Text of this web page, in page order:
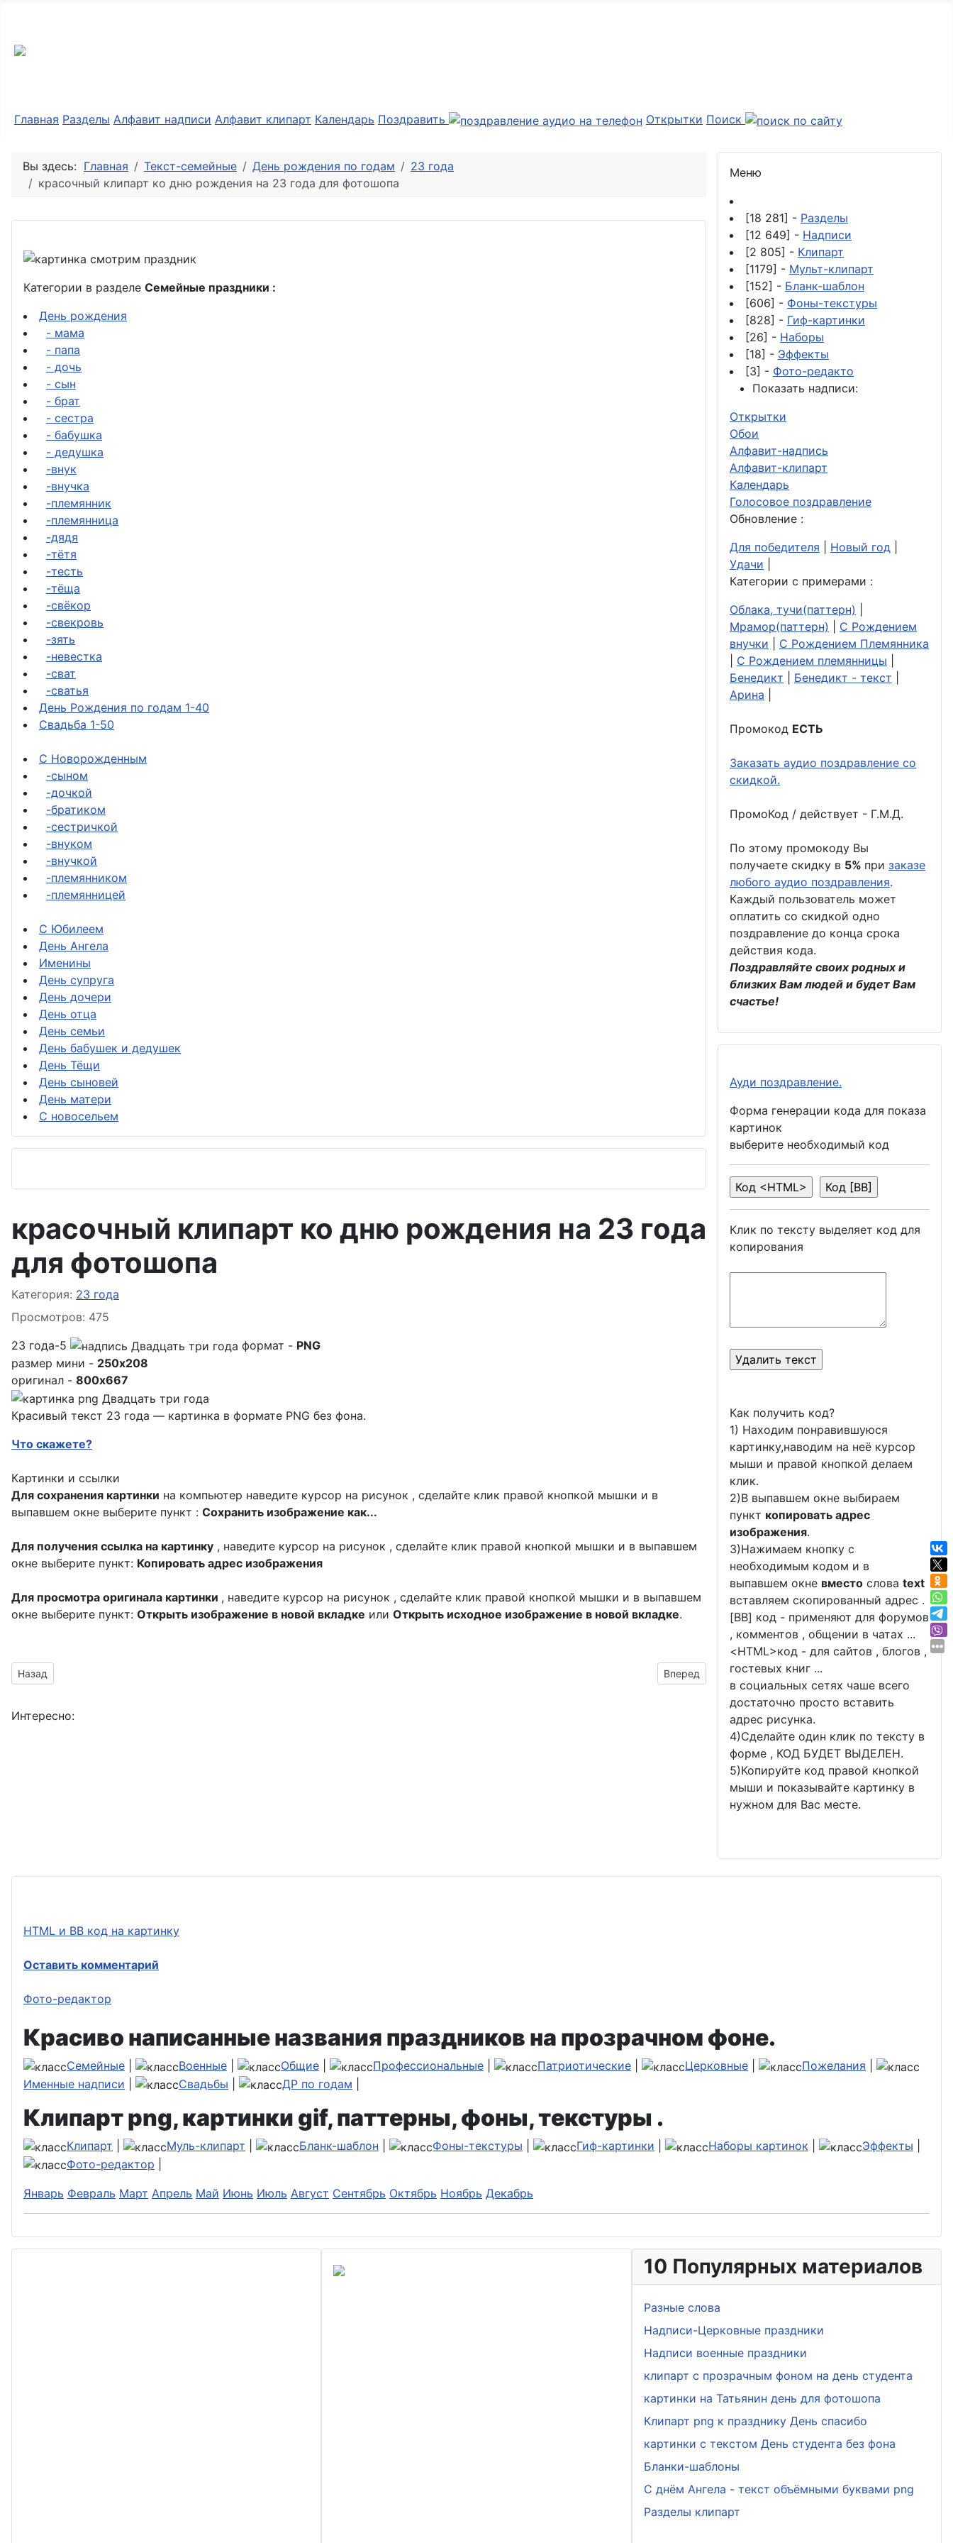
Главная Разделы Алфавит надписи Алфавит клипарт Календарь Поздравить Открытки Поиск
Вы здесь: Главная Текст-семейные День рождения по годам
23 года
красочный клипарт ко дню рождения на 23 года для фотошопа
Категории в разделе Семейные праздники :
День рождения
- мама
- папа
- дочь
- сын
- брат
- сестра
- бабушка
- дедушка
-внук
-внучка
-племянник
-племянница
-дядя
-тётя
-тесть
-тёща
-свёкор
-свекровь
-зять
-невестка
-сват
-сватья
День Рождения по годам 1-40
Свадьба 1-50
С Новорожденным
-сыном
-дочкой
-братиком
-сестричкой
-внуком
-внучкой
-племянником
-племянницей
С Юбилеем
День Ангела
Именины
День супруга
День дочери
День отца
День семьи
День бабушек и дедушек
День Тёщи
День сыновей
День матери
С новосельем
красочный клипарт ко дню рождения на 23 года
для фотошопа
Информация о материале
Категория: 23 года
Просмотров: 475
23 года-5
формат - PNG
размер мини - 250x208
оригинал - 800x667
Красивый текст 23 года — картинка в формате PNG без фона.
Что скажете?
Картинки и ссылки
Для сохранения картинки на компьютер наведите курсор на рисунок , сделайте клик правой кнопкой мышки и в
выпавшем окне выберите пункт : Сохранить изображение как...
Для получения ссылка на картинку , наведите курсор на рисунок , сделайте клик правой кнопкой мышки и в выпавшем
окне выберите пункт: Копировать адрес изображения
Для просмотра оригинала картинки , наведите курсор на рисунок , сделайте клик правой кнопкой мышки и в выпавшем
окне выберите пункт: Открыть изображение в новой вкладке или Открыть исходное изображение в новой вкладке.
Предыдущий материал: надписи без фона для фотошопа к 23 юбилею
Назад Следующий материал: С Днём Рождения! 23 года - текст
Вперед
Интересно:
Меню
[18 281] - Разделы
[12 649] - Надписи
[2 805] - Клипарт
[1179] - Мульт-клипарт
[152] - Бланк-шаблон
[606] - Фоны-текстуры
[828] - Гиф-картинки
[26] - Наборы
[18] - Эффекты
[3] - Фото-редакто
Показать надписи:
Открытки
Обои
Алфавит-надпись
Алфавит-клипарт
Календарь
Голосовое поздравление
Обновление :
Для победителя
Новый год
Удачи
Категории с примерами :
Облака, тучи(паттерн)
Мрамор(паттерн)
С Рождением
внучки
С Рождением Племянника
С Рождением племянницы
Бенедикт
Бенедикт - текст
Арина
Промокод ЕСТЬ
Заказать аудио поздравление со
скидкой.
ПромоКод / действует - Г.М.Д.
По этому промокоду Вы
получаете скидку в 5% при заказе
любого аудио поздравления.
Каждый пользователь может
оплатить со скидкой одно
поздравление до конца срока
действия кода.
Поздравляйте своих родных и
близких Вам людей и будет Вам
счастье!
Ауди поздравление.
Форма генерации кода для показа
картинок
выберите необходимый код
Клик по тексту выделяет код для
копирования
Как получить код?
1) Находим понравившуюся
картинку,наводим на неё курсор
мыши и правой кнопкой делаем
клик.
2)В выпавшем окне выбираем
пункт копировать адрес
изображения.
3)Нажимаем кнопку с
необходимым кодом и в
выпавшем окне вместо слова text
вставляем скопированный адрес .
[BB] код - применяют для форумов
, комментов , общении в чатах ...
<HTML>код - для сайтов , блогов ,
гостевых книг ...
в социальных сетях чаше всего
достаточно просто вставить
адрес рисунка.
4)Сделайте один клик по тексту в
форме , КОД БУДЕТ ВЫДЕЛЕН.
5)Копируйте код правой кнопкой
мыши и показывайте картинку в
нужном для Вас месте.
HTML и BB код на картинку
Оставить комментарий
Фото-редактор
Красиво написанные названия праздников на прозрачном фоне.
Семейные Военные Общие Профессиональные Патриотические Церковные Пожелания
Именные надписи
Свадьбы ДР по годам
Клипарт png, картинки gif, паттерны, фоны, текстуры .
Клипарт Муль-клипарт Бланк-шаблон Фоны-текстуры Гиф-картинки Наборы картинок Эффекты
Фото-редактор
Январь Февраль Март Апрель Май Июнь Июль Август Сентябрь Октябрь Ноябрь Декабрь
10 Популярных материалов
Разные слова
Надписи-Церковные праздники
Надписи военные праздники
клипарт с прозрачным фоном на день студента
картинки на Татьянин день для фотошопа
Клипарт png к празднику День спасибо
картинки с текстом День студента без фона
Бланки-шаблоны
С днём Ангела - текст объёмными буквами png
Разделы клипарт